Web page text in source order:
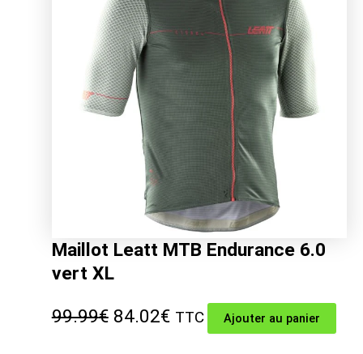
49.99€.
42.45€.
Maillot Leatt MTB Endurance 6.0
vert XL
99.99€ Le
84.02€Le
TTC Ajouter au panier